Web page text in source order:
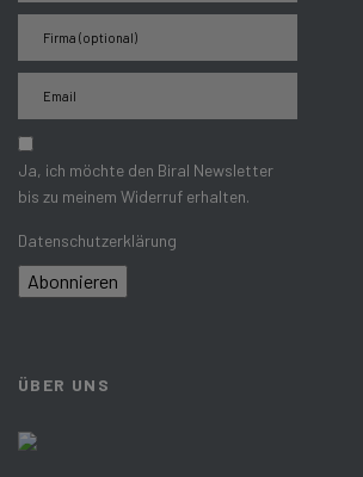
Ja, ich möchte den Biral Newsletter
bis zu meinem Widerruf erhalten.
Datenschutzerklärung
Abonnieren
ÜBER UNS